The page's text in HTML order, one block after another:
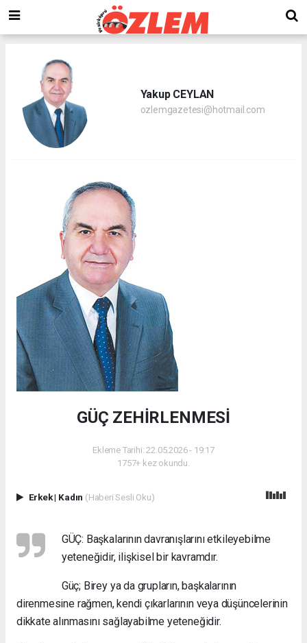
Yakup CEYLAN
ozlemgazetesi@hotmail.com
GÜÇ ZEHİRLENMESİ
Ekleme Tarihi: 22.05.2026 - 19:17
1757+ kez okundu.
Erkek| Kadın (Haberi Sesli Oku)
GÜÇ: Başkalarının davranışlarını etkileyebilme
yeteneğidir, ilişkisel bir kavramdır.
Güç; Birey ya da grupların, başkalarının
direnmesine rağmen, kendi çıkarlarının veya düşüncelerinin
dikkate alınmasını sağlayabilme yeteneğidir.